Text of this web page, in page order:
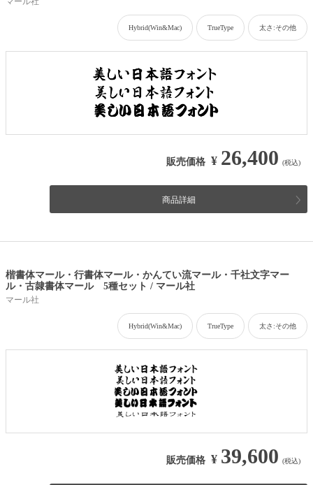
Hybrid(Win&Mac) TrueType 太さ:その他
販売価格 ¥ 26,400 (税込)
商品詳細
楷書体マール・行書体マール・かんてい流マール・千社文字マー
ル・古隷書体マール 5種セット / マール社
マール社
Hybrid(Win&Mac) TrueType 太さ:その他
販売価格 ¥ 39,600 (税込)